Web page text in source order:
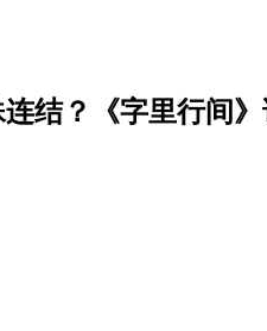
结？《字里行间